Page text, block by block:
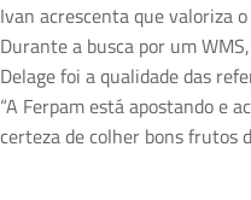
Ivan acrescenta que valoriza
Durante a busca por um
Delage foi a qualidade das
“A Ferpam está apostando e
certeza de colher bons frutos